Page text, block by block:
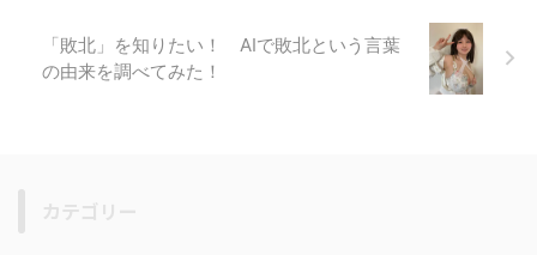
「敗北」を知りたい！ AIで敗北という言葉
の由来を調べてみた！